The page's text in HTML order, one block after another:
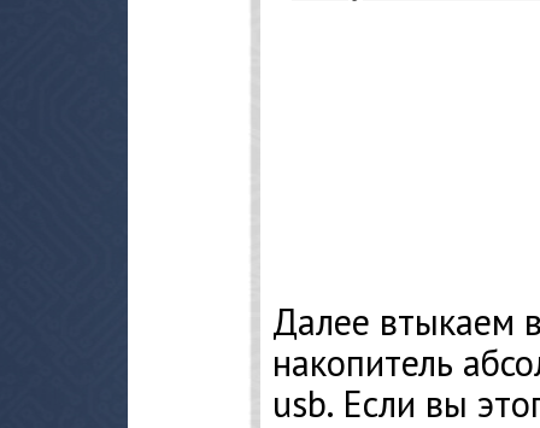
Далее втыкаем
накопитель
usb. Если вы